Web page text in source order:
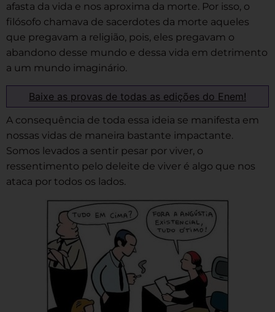
afasta da vida e nos aproxima da morte. Por isso, o
filósofo chamava de sacerdotes da morte aqueles
que pregavam a religião, pois, eles pregavam o
abandono desse mundo e dessa vida em detrimento
a um mundo imaginário.
Baixe as provas de todas as edições do Enem!
A consequência de toda essa ideia se manifesta em
nossas vidas de maneira bastante impactante.
Somos levados a sentir pesar por viver, o
ressentimento pelo deleite de viver é algo que nos
ataca por todos os lados.